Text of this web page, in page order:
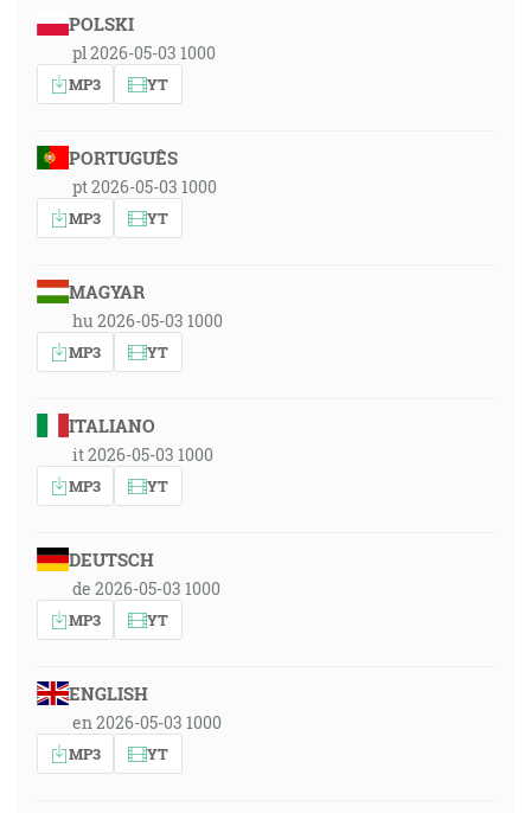
POLSKI
pl 2026-05-03 1000
MP3 YT
PORTUGUÊS
pt 2026-05-03 1000
MP3 YT
MAGYAR
hu 2026-05-03 1000
MP3 YT
ITALIANO
it 2026-05-03 1000
MP3 YT
DEUTSCH
de 2026-05-03 1000
MP3 YT
ENGLISH
en 2026-05-03 1000
MP3 YT